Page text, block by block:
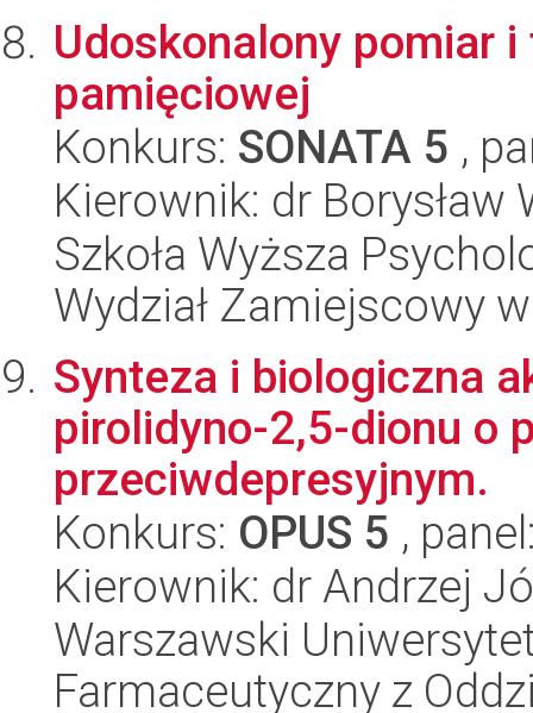
Udoskonalony pomiar
pamięciowej
Konkurs: SONATA 5 ,
Kierownik: dr Borysław
Szkoła Wyższa
Wydział Zamiejscowy
Synteza i biologiczna
pirolidyno-2,5-dionu o
przeciwdepresyjnym.
Konkurs: OPUS 5 ,
Kierownik: dr Andrzej
Warszawski
Farmaceutyczny z